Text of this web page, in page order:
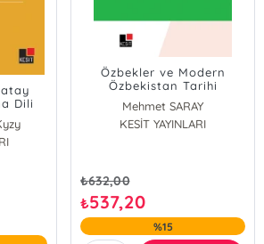
Dili
Özbekler ve Modern
Özbekistan Tarihi
Mehmet SARAY
KESİT YAYINLARI
₺632,00
₺537,20
%15